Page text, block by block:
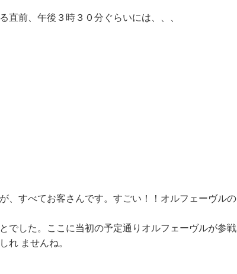
直前、午後３時３０分ぐらいには、、、
、すべてお客さんです。すごい！！オルフェーヴルの
でした。ここに当初の予定通りオルフェーヴルが参戦
れ ませんね。